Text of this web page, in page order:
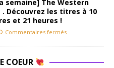
semaine] The Western
Découvrez les titres à 10
et 21 heures !
Commentaires fermés
COEUR